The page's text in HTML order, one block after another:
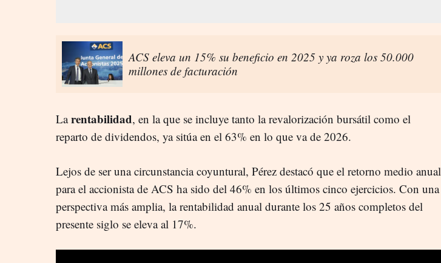
ACS eleva un 15% su beneficio en 2025 y ya roza los 50.000
millones de facturación
Larentabilidad, en la que se incluye tanto la revalorización bursátil como el
reparto de dividendos, ya sitúa en el 63% en lo que va de 2026.
Lejos de ser una circunstancia coyuntural, Pérez destacó que el retorno medio anual
para el accionista de ACS ha sido del 46% en los últimos cinco ejercicios. Con una
perspectiva más amplia, la rentabilidad anual durante los 25 años completos del
presente siglo se eleva al 17%.